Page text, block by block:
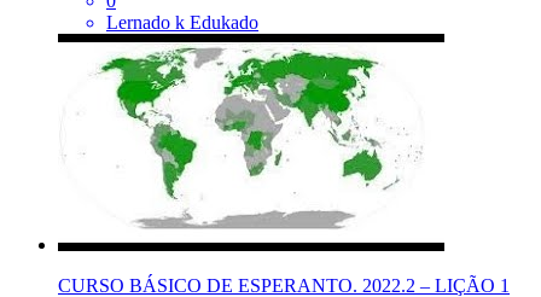
Lernado k Edukado
CURSO BÁSICO DE ESPERANTO. 2022.2 – LIÇÃO 1